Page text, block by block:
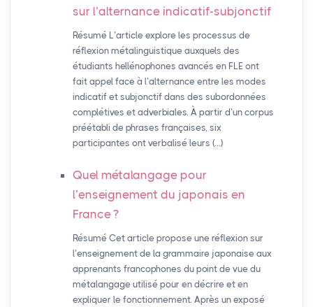
sur l’alternance indicatif-subjonctif
Résumé L’article explore les processus de
réflexion métalinguistique auxquels des
étudiants hellénophones avancés en FLE ont
fait appel face à l’alternance entre les modes
indicatif et subjonctif dans des subordonnées
complétives et adverbiales. À partir d’un corpus
préétabli de phrases françaises, six
participantes ont verbalisé leurs (…)
Quel métalangage pour
l’enseignement du japonais en
France?
Résumé Cet article propose une réflexion sur
l’enseignement de la grammaire japonaise aux
apprenants francophones du point de vue du
métalangage utilisé pour en décrire et en
expliquer le fonctionnement. Après un exposé